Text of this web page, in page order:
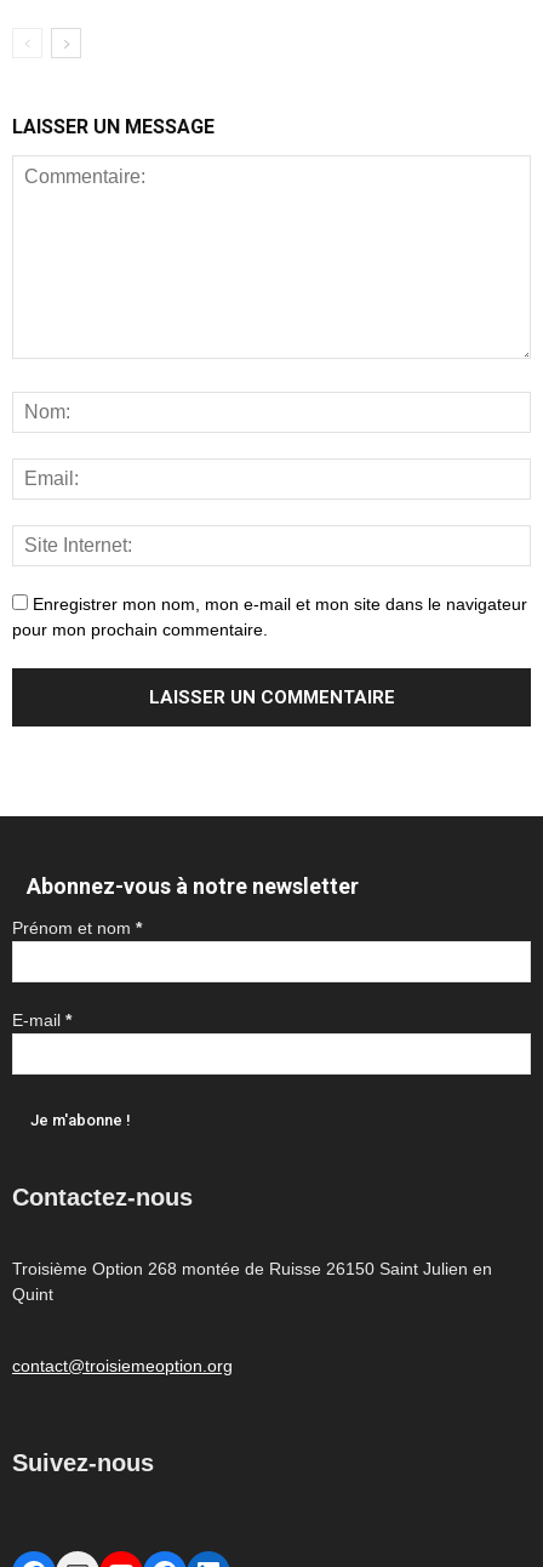
LAISSER UN MESSAGE
Enregistrer mon nom, mon e-mail et mon site dans le navigateur
pour mon prochain commentaire.
Abonnez-vous à notre newsletter
Prénom et nom *
E-mail *
Contactez-nous
Troisième Option 268 montée de Ruisse 26150 Saint Julien en
Quint
contact@troisiemeoption.org
Suivez-nous